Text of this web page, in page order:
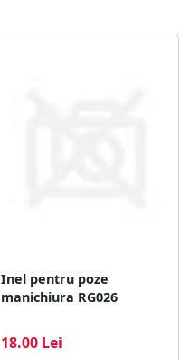
Inel pentru poze
manichiura RG026
18.00 Lei